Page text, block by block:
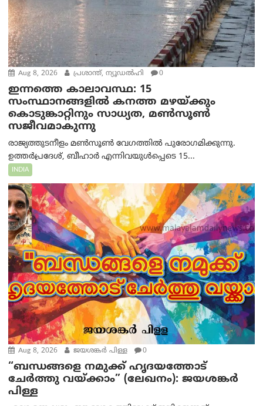
Aug 8, 2026 പ്രശാന്ത്, ന്യൂഡല്‍ഹി 0
ഇന്നത്തെ കാലാവസ്ഥ: 15
സംസ്ഥാനങ്ങളിൽ കനത്ത മഴയ്ക്കും
കൊടുങ്കാറ്റിനും സാധ്യത, മൺസൂൺ
സജീവമാകുന്നു
രാജ്യത്തുടനീളം മൺസൂൺ വേഗത്തിൽ പുരോഗമിക്കുന്നു.
ഉത്തർപ്രദേശ്, ബീഹാർ എന്നിവയുൾപ്പെടെ 15...
INDIA
Aug 8, 2026 ജയശങ്കര്‍ പിള്ള 0
“ബന്ധങ്ങളെ നമുക്ക് ഹൃദയത്തോട്
ചേർത്തു വയ്ക്കാം” (ലേഖനം): ജയശങ്കര്‍
പിള്ള